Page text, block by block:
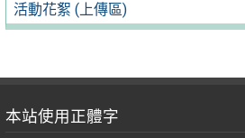
活動花絮 (上傳區)
本站使用正體字